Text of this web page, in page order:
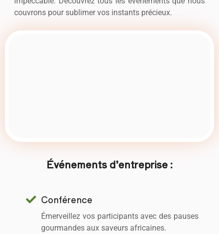
couvrons pour sublimer vos instants précieux.
Événements d’entreprise :
Conférence
Émerveillez vos participants avec des pauses
gourmandes aux saveurs africaines.